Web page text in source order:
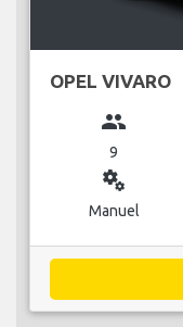
OPEL VIVARO
group
9
miscellaneous_services
Manuel